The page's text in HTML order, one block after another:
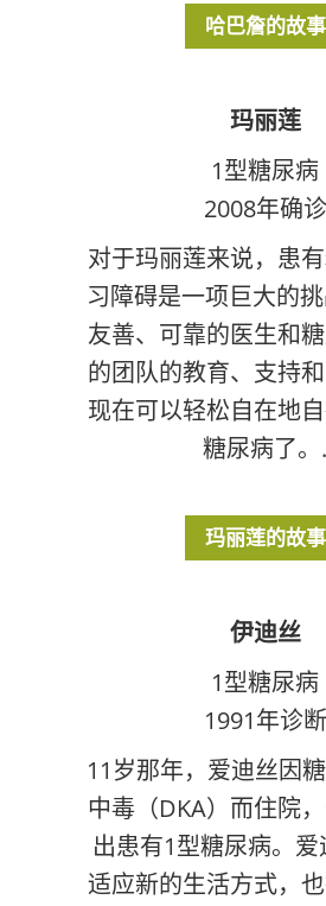
哈巴詹的故事
玛丽莲
1型糖尿病
2008年确诊
对于玛丽莲来说，患
习障碍是一项巨大的
友善、可靠的医生和
的团队的教育、支持
现在可以轻松自在地
糖尿病了。.
玛丽莲的故事
伊迪丝
1型糖尿病
1991年诊断
11岁那年，爱迪丝因
中毒（DKA）而住院
出患有1型糖尿病。
适应新的生活方式，